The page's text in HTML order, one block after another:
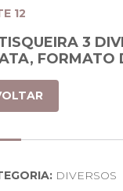
12
3
FORMATO
DIVERSOS